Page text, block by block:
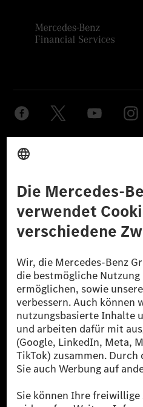
© 2026 Mercedes-Benz Group AG. Alle
reduzierte CO₂-Emissionen bei der
zertifizierte Ausgleichsprojekte
[2] Renewable Charging ist ein
Public in Europa, den USA, Kanada
Ladestation noch kein Strom aus
verwendet Renewable Charging
sicher, dass für Ladevorgänge über
Strommenge aus erneuerbaren
Sie stammen ausschließlich aus
als sechs Jahre sind.
* Inkl. EKOenergy Ökolabel
* Die angegebenen Werte wurden
Messverfahren WLTP (Worldwide